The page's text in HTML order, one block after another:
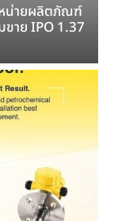
หน่ายผลิตภัณฑ์
ขาย IPO 1.37